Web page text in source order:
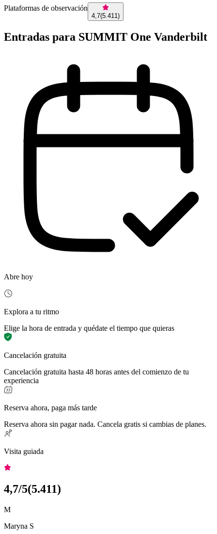
Plataformas de observación
4,7(5.411)
Entradas para SUMMIT One Vanderbilt
Abre hoy
Explora a tu ritmo
Elige la hora de entrada y quédate el tiempo que quieras
Cancelación gratuita
Cancelación gratuita hasta 48 horas antes del comienzo de tu
experiencia
Reserva ahora, paga más tarde
Reserva ahora sin pagar nada. Cancela gratis si cambias de planes.
Visita guiada
4,7/5(5.411)
M
Maryna S